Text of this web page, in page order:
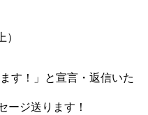
す！」と宣言・返信いた
ージ送ります！